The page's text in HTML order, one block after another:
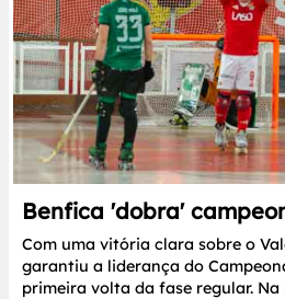
Benfica 'dobra'
Com uma vitória clara sobre o
garantiu a liderança do
primeira volta da fase regular.